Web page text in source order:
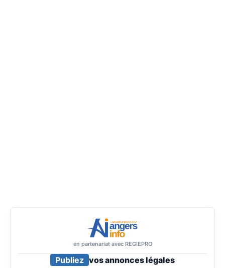
en partenariat avec REGIEPRO
Publiez vos annonces légales